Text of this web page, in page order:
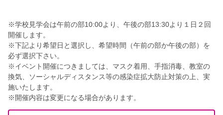
※学校見学会は午前の部10:00より、午後の部13:30より１日２回
開催します。
※下記より希望日と選択し、希望時間（午前の部か午後の部）を
必ず選択下さい。
※イベント開催につきましては、マスク着用、手指消毒、教室の
換気、ソーシャルディスタンス等の感染症拡大防止対策の上、実
施いたします。
※開催内容は変更になる場合があります。